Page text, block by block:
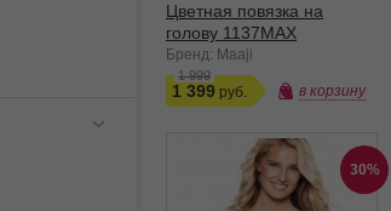
Цветная повязка на
голову 1137MAX
Бренд: Maaji
1 999
1 399 в корзину
30%